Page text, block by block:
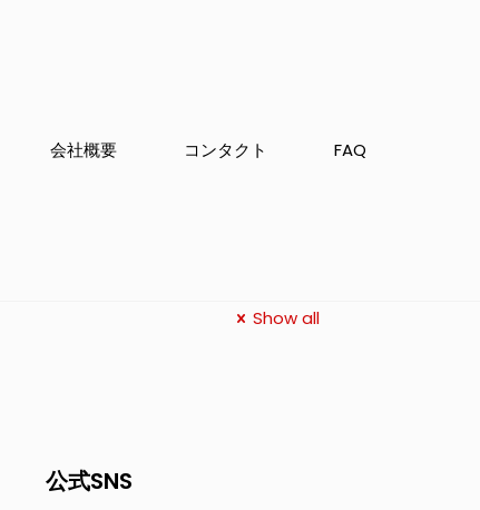
会社概要 コンタクト FAQ
Show all
公式SNS